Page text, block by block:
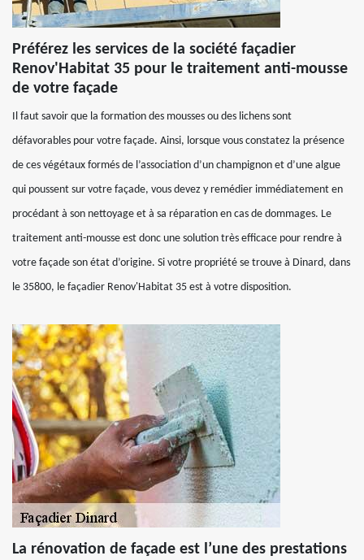
Préférez les services de la société façadier
Renov'Habitat 35 pour le traitement anti-mousse
de votre façade
Il faut savoir que la formation des mousses ou des lichens sont
défavorables pour votre façade. Ainsi, lorsque vous constatez la présence
de ces végétaux formés de l’association d’un champignon et d’une algue
qui poussent sur votre façade, vous devez y remédier immédiatement en
procédant à son nettoyage et à sa réparation en cas de dommages. Le
traitement anti-mousse est donc une solution très efficace pour rendre à
votre façade son état d’origine. Si votre propriété se trouve à Dinard, dans
le 35800, le façadier Renov'Habitat 35 est à votre disposition.
La rénovation de façade est l’une des prestations